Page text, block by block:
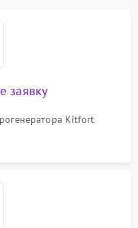
Подробнее →
заявку
Kitfort